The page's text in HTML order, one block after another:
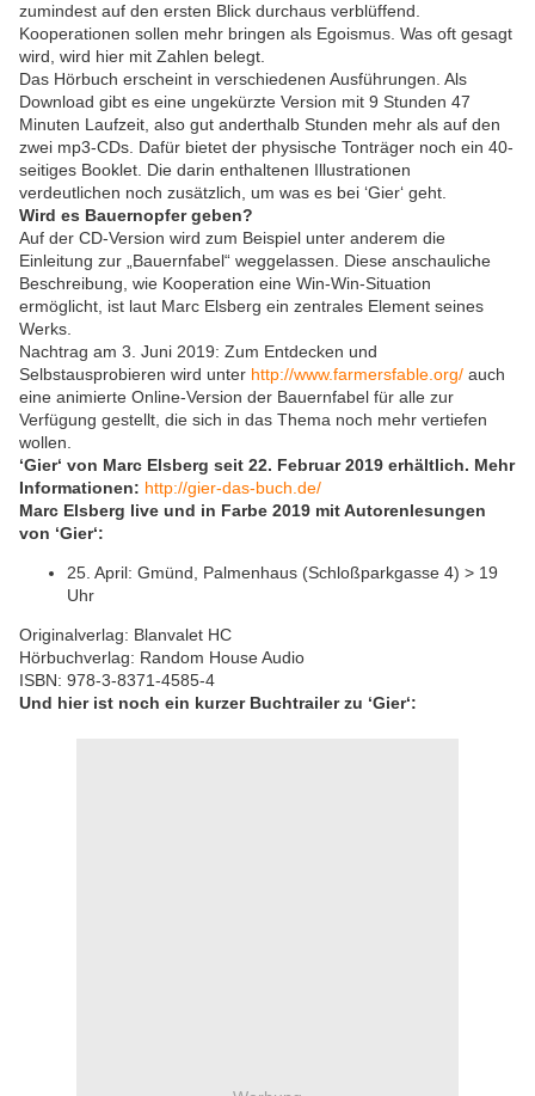
zumindest auf den ersten Blick durchaus verblüffend.
Kooperationen sollen mehr bringen als Egoismus. Was oft gesagt
wird, wird hier mit Zahlen belegt.
Das Hörbuch erscheint in verschiedenen Ausführungen. Als
Download gibt es eine ungekürzte Version mit 9 Stunden 47
Minuten Laufzeit, also gut anderthalb Stunden mehr als auf den
zwei mp3-CDs. Dafür bietet der physische Tonträger noch ein 40-
seitiges Booklet. Die darin enthaltenen Illustrationen
verdeutlichen noch zusätzlich, um was es bei ‘Gier‘ geht.
Wird es Bauernopfer geben?
Auf der CD-Version wird zum Beispiel unter anderem die
Einleitung zur „Bauernfabel“ weggelassen. Diese anschauliche
Beschreibung, wie Kooperation eine Win-Win-Situation
ermöglicht, ist laut Marc Elsberg ein zentrales Element seines
Werks.
Nachtrag am 3. Juni 2019: Zum Entdecken und
Selbstausprobieren wird unter http://www.farmersfable.org/ auch
eine animierte Online-Version der Bauernfabel für alle zur
Verfügung gestellt, die sich in das Thema noch mehr vertiefen
wollen.
‘Gier‘ von Marc Elsberg seit 22. Februar 2019 erhältlich. Mehr
Informationen: http://gier-das-buch.de/
Marc Elsberg live und in Farbe 2019 mit Autorenlesungen
von ‘Gier‘:
25. April: Gmünd, Palmenhaus (Schloßparkgasse 4) > 19
Uhr
Originalverlag: Blanvalet HC
Hörbuchverlag: Random House Audio
ISBN: 978-3-8371-4585-4
Und hier ist noch ein kurzer Buchtrailer zu ‘Gier‘: